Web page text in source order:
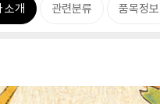
소개 관련분류 품목정보